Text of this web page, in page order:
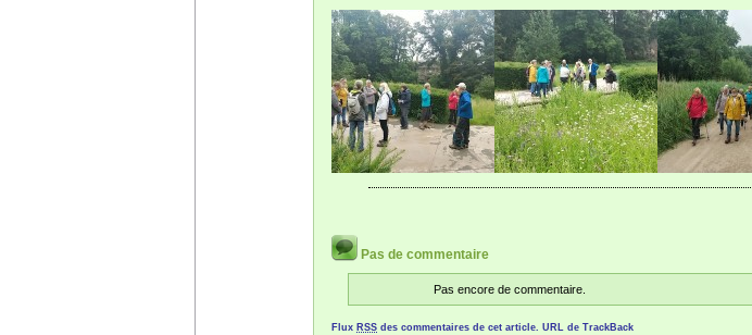
Pas de commentaire
Pas encore de commentaire.
Flux RSS des commentaires de cet article. URL de TrackBack